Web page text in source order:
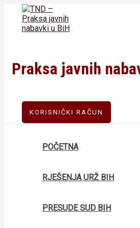
content
Praksa javnih
KORISNIČKI RAČUN
POČETNA
RJEŠENJA URŽ BIH
PRESUDE SUD BIH